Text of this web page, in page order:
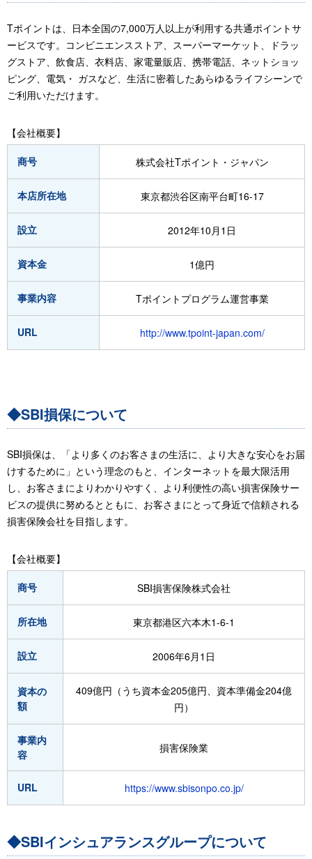
Tポイントは、日本全国の7,000万人以上が利用する共通ポイントサ
ービスです。コンビニエンスストア、スーパーマーケット、ドラッ
グストア、飲食店、衣料店、家電量販店、携帯電話、ネットショッ
ピング、電気・ ガスなど、生活に密着したあらゆるライフシーンで
ご利用いただけます。
【会社概要】
商号 株式会社Tポイント・ジャパン
本店所在地 東京都渋谷区南平台町16-17
設立 2012年10月1日
資本金 1億円
事業内容 Tポイントプログラム運営事業
URL http://www.tpoint-japan.com/
◆SBI損保について
SBI損保は、「より多くのお客さまの生活に、より大きな安心をお届
けするために」という理念のもと、インターネットを最大限活用
し、お客さまによりわかりやすく、より利便性の高い損害保険サー
ビスの提供に努めるとともに、お客さまにとって身近で信頼される
損害保険会社を目指します。
【会社概要】
商号 SBI損害保険株式会社
所在地 東京都港区六本木1-6-1
設立 2006年6月1日
資本の
額
409億円（うち資本金205億円、資本準備金204億
円）
事業内
容
損害保険業
URL https://www.sbisonpo.co.jp/
◆SBIインシュアランスグループについて